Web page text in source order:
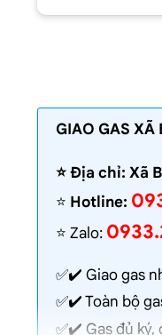
GIAO GAS XÃ
⭐️ Địa chỉ: Xã
⭐️ Hotline:
⭐️ Zalo:
✅✔️ Giao gas
✅✔️ Toàn bộ
✅✔️ Gas đủ ký,